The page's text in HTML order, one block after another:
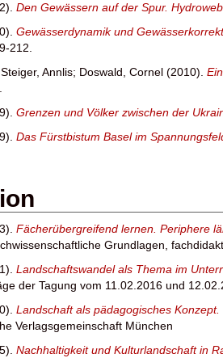
Den Gewässern auf der Spur.
Gewässerdynamik und
212.
Annlis; Doswald, Cornel (2010).
Grenzen und Völker zwischen der
Das Fürstbistum Basel im
Fächerübergreifend lernen. Periphere
Grundlagen,
Landschaftswandel als Thema im
der Tagung vom 11.02.2016 und
Landschaft als pädagogisches
Verlagsgemeinschaft München
Nachhaltigkeit und Kulturlandschaft in